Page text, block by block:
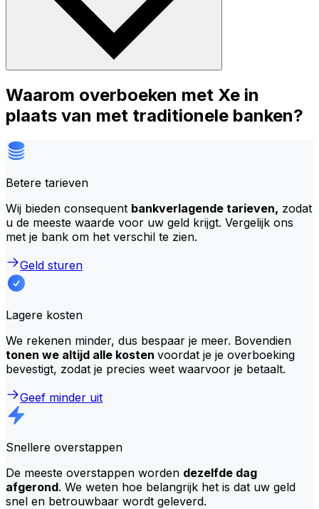
Waarom overboeken met Xe in
plaats van met traditionele banken?
Betere tarieven
Wij bieden consequent bankverlagende tarieven, zodat
u de meeste waarde voor uw geld krijgt. Vergelijk ons
met je bank om het verschil te zien.
Geld sturen
Lagere kosten
We rekenen minder, dus bespaar je meer. Bovendien
tonen we altijd alle kosten voordat je je overboeking
bevestigt, zodat je precies weet waarvoor je betaalt.
Geef minder uit
Snellere overstappen
De meeste overstappen worden dezelfde dag
afgerond. We weten hoe belangrijk het is dat uw geld
snel en betrouwbaar wordt geleverd.